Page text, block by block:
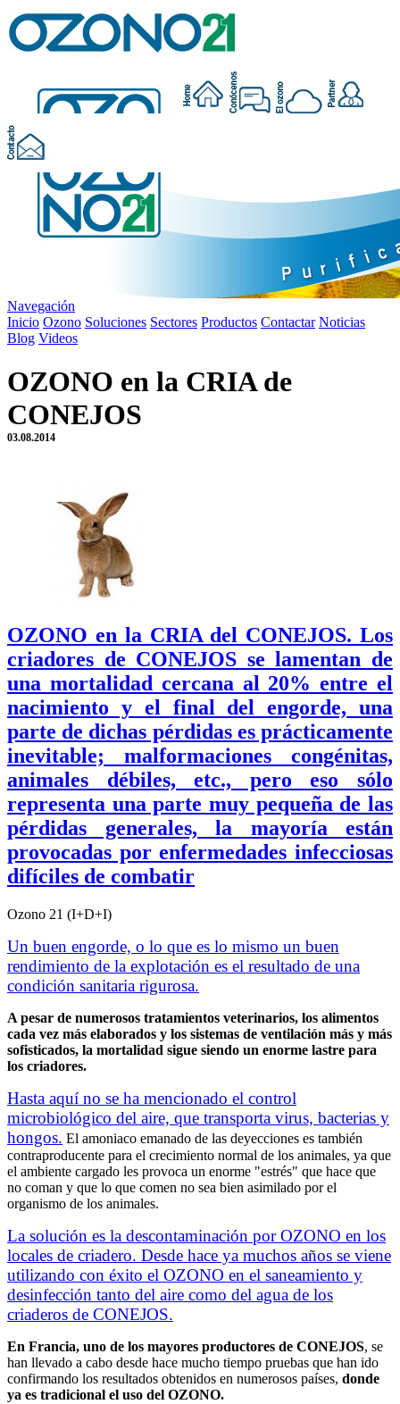
Navegación
Inicio Ozono Soluciones Sectores Productos Contactar Noticias
Blog Videos
OZONO en la CRIA de
CONEJOS
03.08.2014
OZONO en la CRIA del CONEJOS. Los
criadores de CONEJOS se lamentan de
una mortalidad cercana al 20% entre el
nacimiento y el final del engorde, una
parte de dichas pérdidas es prácticamente
inevitable; malformaciones congénitas,
animales débiles, etc., pero eso sólo
representa una parte muy pequeña de las
pérdidas generales, la mayoría están
provocadas por enfermedades infecciosas
difíciles de combatir
Ozono 21 (I+D+I)
Un buen engorde, o lo que es lo mismo un buen
rendimiento de la explotación es el resultado de una
condición sanitaria rigurosa.
A pesar de numerosos tratamientos veterinarios, los alimentos
cada vez más elaborados y los sistemas de ventilación más y más
sofisticados, la mortalidad sigue siendo un enorme lastre para
los criadores.
Hasta aquí no se ha mencionado el control
microbiológico del aire, que transporta virus, bacterias y
hongos. El amoniaco emanado de las deyecciones es también
contraproducente para el crecimiento normal de los animales, ya que
el ambiente cargado les provoca un enorme "estrés" que hace que
no coman y que lo que comen no sea bien asimilado por el
organismo de los animales.
La solución es la descontaminación por OZONO en los
locales de criadero. Desde hace ya muchos años se viene
utilizando con éxito el OZONO en el saneamiento y
desinfección tanto del aire como del agua de los
criaderos de CONEJOS.
En Francia, uno de los mayores productores de CONEJOS, se
han llevado a cabo desde hace mucho tiempo pruebas que han ido
confirmando los resultados obtenidos en numerosos países, donde
ya es tradicional el uso del OZONO.